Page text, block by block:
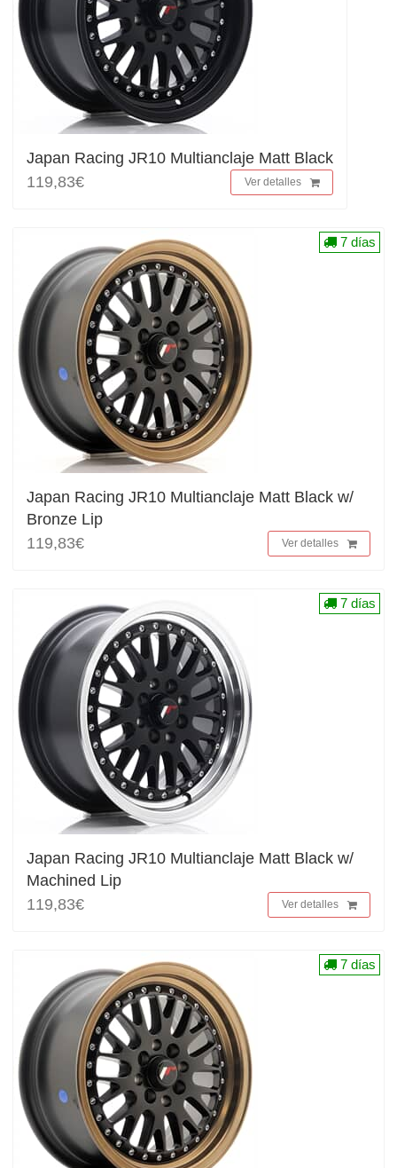
Japan Racing JR10 Multianclaje Matt Black
119,83€
Ver detalles
Japan Racing JR10 Multianclaje Matt Black w/
Bronze Lip
119,83€
Ver detalles
7 días
Japan Racing JR10 Multianclaje Matt Black w/
Machined Lip
119,83€
Ver detalles
7 días
7 días